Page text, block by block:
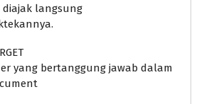
langsung
yang bertanggung jawab dalam